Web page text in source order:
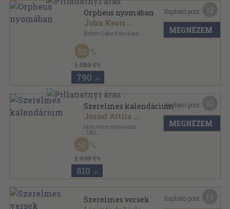
Orpheus nyomában
John Keats ...
Bethlen Gábor Könyvkiadó
Ragasztott papírkötés
Editio Pharos sorozat
1.580 Ft
50
790 ,-Ft
Kapható pont:
MEGNÉZEM
Szerelmes kalendárium
József Attila ...
Móra Ferenc Könyvkiadó
1962
Fűzött keménykötés
A világirodalom gyöngyszemei sorozat
1.630 Ft
50
810 ,-Ft
Kapható pont:
MEGNÉZEM
Szerelmes versek
Kapható pont: